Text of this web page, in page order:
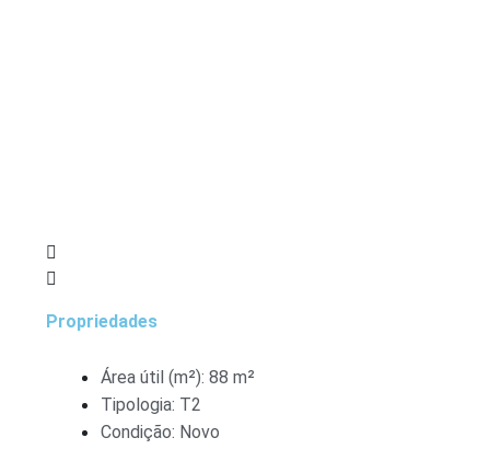
Propriedades
Área útil (m²): 88 m²
Tipologia: T2
Condição: Novo